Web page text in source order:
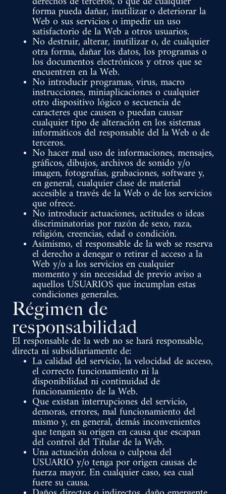
forma pueda dañar, inutilizar o deteriorar la
Web o sus servicios o impedir un uso
satisfactorio de la Web a otros usuarios.
No destruir, alterar, inutilizar o, de cualquier
otra forma, dañar los datos, los programas o
los documentos electrónicos y otros que se
encuentren en la Web.
No introducir programas, virus, macro
instrucciones, miniaplicaciones o cualquier
otro dispositivo lógico o secuencia de
caracteres que causen o puedan causar
cualquier tipo de alteración en los sistemas
informáticos del responsable del la Web o de
terceros.
No hacer mal uso de informaciones, mensajes,
gráficos, dibujos, archivos de sonido y/o
imagen, fotografías, grabaciones, software y,
en general, cualquier clase de material
accesible a través de la Web o de los servicios
que ofrece.
No introducir actuaciones, actitudes o ideas
discriminatorias por razón de sexo, raza,
religión, creencias, edad o condición.
Asimismo, el responsable de la web se reserva
el derecho a denegar o retirar el acceso a la
Web y/o a los servicios en cualquier
momento y sin necesidad de previo aviso a
aquellos USUARIOS que incumplan estas
condiciones generales.
Régimen de
responsabilidad
El responsable de la web no se hará responsable,
directa ni subsidiariamente de:
La calidad del servicio, la velocidad de acceso,
el correcto funcionamiento ni la
disponibilidad ni continuidad de
funcionamiento de la Web.
Que existan interrupciones del servicio,
demoras, errores, mal funcionamiento del
mismo y, en general, demás inconvenientes
que tengan su origen en causa que escapan
del control del Titular de la Web.
Una actuación dolosa o culposa del
USUARIO y/o tenga por origen causas de
fuerza mayor. En cualquier caso, sea cual
fuere su causa.